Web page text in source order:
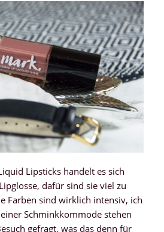
Lipsticks handelt es sich
dafür sind sie viel zu
Farben sind wirklich intensiv, ich
Schminkkommode stehen
gefragt, was das denn für